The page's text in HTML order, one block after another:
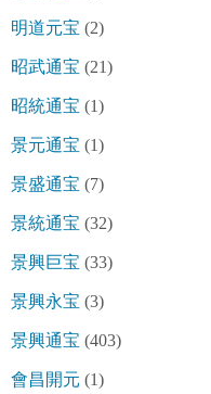
明道元宝 (2)
昭武通宝 (21)
昭統通宝 (1)
景元通宝 (1)
景盛通宝 (7)
景統通宝 (32)
景興巨宝 (33)
景興永宝 (3)
景興通宝 (403)
會昌開元 (1)